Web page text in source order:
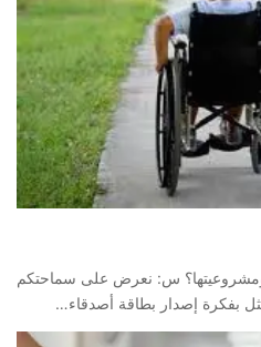
ومشروعيتها؟ س: نعرض على سماحتكم
بفكرة إصدار بطاقة أصدقاء…